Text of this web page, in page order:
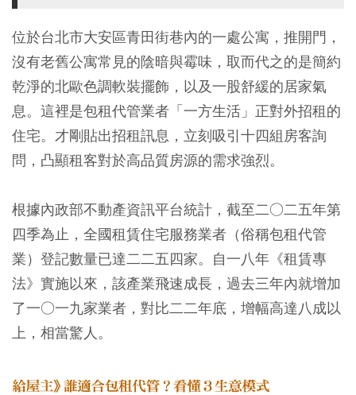
位於台北市大安區青田街巷內的一處公寓，推開門，
沒有老舊公寓常見的陰暗與霉味，取而代之的是簡約
乾淨的北歐色調軟裝擺飾，以及一股舒緩的居家氣
息。這裡是包租代管業者「一方生活」正對外招租的
住宅。才剛貼出招租訊息，立刻吸引十四組房客詢
問，凸顯租客對於高品質房源的需求強烈。
根據內政部不動產資訊平台統計，截至二○二五年第
四季為止，全國租賃住宅服務業者（俗稱包租代管
業）登記數量已達二二五四家。自一八年《租賃專
法》實施以來，該產業飛速成長，過去三年內就增加
了一○一九家業者，對比二二年底，增幅高達八成以
上，相當驚人。